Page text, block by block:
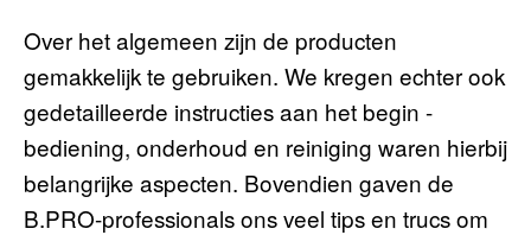
Over het algemeen zijn de producten
gemakkelijk te gebruiken. We kregen echter ook
gedetailleerde instructies aan het begin -
bediening, onderhoud en reiniging waren hierbij
belangrijke aspecten. Bovendien gaven de
B.PRO-professionals ons veel tips en trucs om